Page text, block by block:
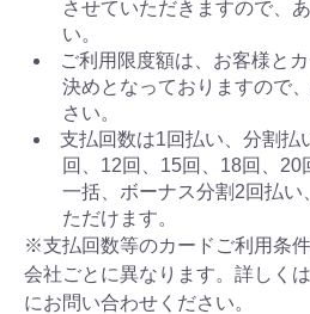
させていただきますので、
い。
ご利用限度額は、お客様と
決めとなっておりますので
さい。
支払回数は1回払い、分割払
回、12回、15回、18回、20
一括、ボーナス分割2回払い
ただけます。
※支払回数等のカードご利用条
会社ごとに異なります。詳しく
にお問い合わせください。